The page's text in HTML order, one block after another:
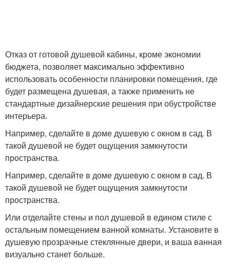
Отказ от готовой душевой кабины, кроме экономии
бюджета, позволяет максимально эффективно
использовать особенности планировки помещения, где
будет размещена душевая, а также применить не
стандартные дизайнерские решения при обустройстве
интерьера.
Например, сделайте в доме душевую с окном в сад. В
такой душевой не будет ощущения замкнутости
пространства.
Например, сделайте в доме душевую с окном в сад. В
такой душевой не будет ощущения замкнутости
пространства.
Или отделайте стены и пол душевой в едином стиле с
остальным помещением ванной комнаты. Установите в
душевую прозрачные стеклянные двери, и ваша ванная
визуально станет больше.